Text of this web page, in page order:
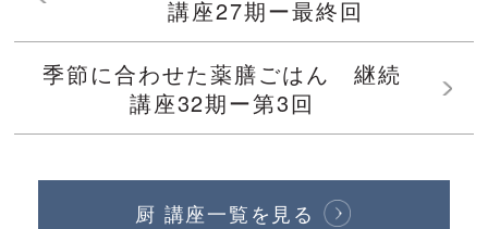
講座27期ー最終回
季節に合わせた薬膳ごはん 継続
講座32期ー第3回
厨 講座一覧を見る